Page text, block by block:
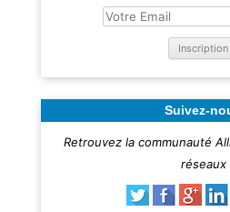
Suivez-
Retrouvez la communauté
réseaux